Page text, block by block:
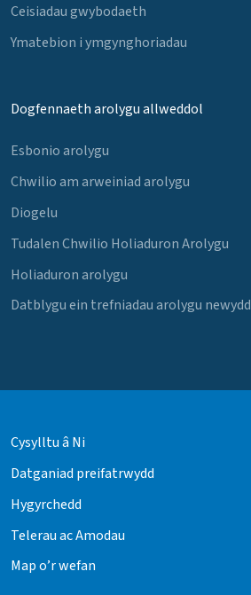
Ceisiadau gwybodaeth
Ymatebion i ymgynghoriadau
Dogfennaeth arolygu allweddol
Esbonio arolygu
Chwilio am arweiniad arolygu
Diogelu
Tudalen Chwilio Holiaduron Arolygu
Holiaduron arolygu
Datblygu ein trefniadau arolygu newydd
Cysylltu â Ni
Datganiad preifatrwydd
Hygyrchedd
Telerau ac Amodau
Map o’r wefan